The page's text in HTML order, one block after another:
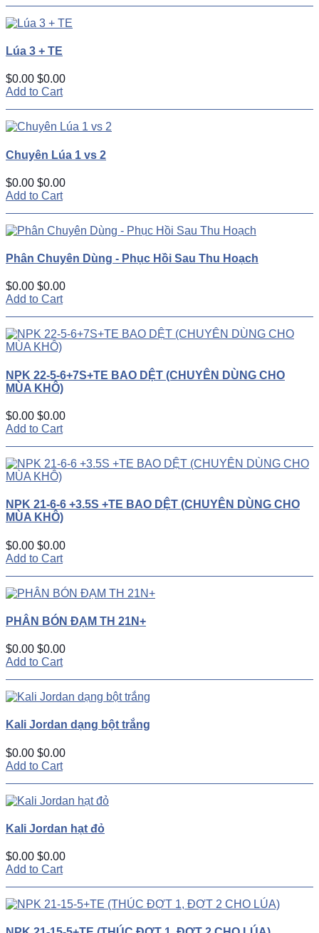
Lúa 3 + TE
$0.00 $0.00
Add to Cart
Chuyên Lúa 1 vs 2
$0.00 $0.00
Add to Cart
Phân Chuyên Dùng - Phục Hồi Sau Thu Hoạch
$0.00 $0.00
Add to Cart
NPK 22-5-6+7S+TE BAO DỆT (CHUYÊN DÙNG CHO
MÙA KHÔ)
$0.00 $0.00
Add to Cart
NPK 21-6-6 +3.5S +TE BAO DỆT (CHUYÊN DÙNG CHO
MÙA KHÔ)
$0.00 $0.00
Add to Cart
PHÂN BÓN ĐẠM TH 21N+
$0.00 $0.00
Add to Cart
Kali Jordan dạng bột trắng
$0.00 $0.00
Add to Cart
Kali Jordan hạt đỏ
$0.00 $0.00
Add to Cart